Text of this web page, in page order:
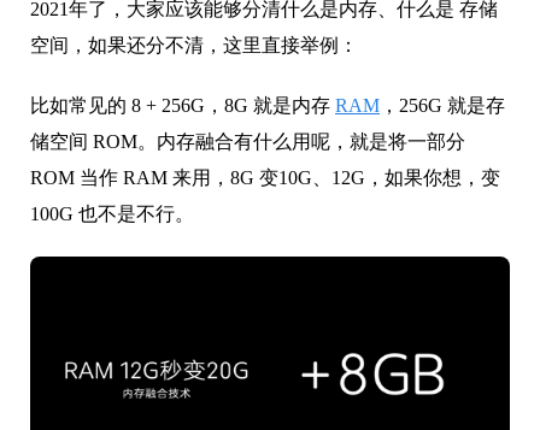
2021年了，大家应该能够分清什么是内存、什么是 存储
空间，如果还分不清，这里直接举例：
比如常见的 8 + 256G，8G 就是内存 RAM ，256G 就是存
储空间 ROM。内存融合有什么用呢，就是将一部分
ROM 当作 RAM 来用，8G 变10G、12G，如果你想，变
100G 也不是不行。